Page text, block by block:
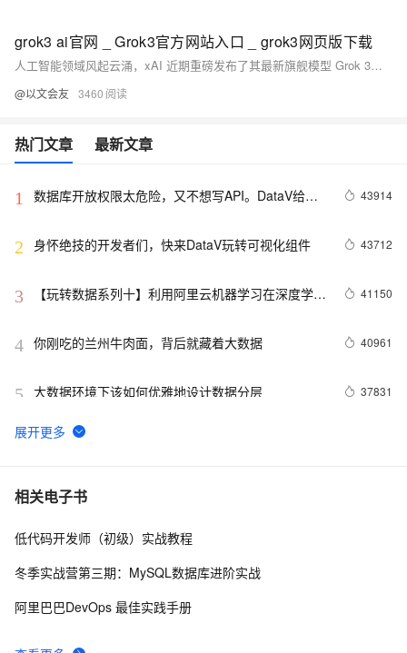
grok3 ai官网 _ Grok3官方网站入口 _ grok3网页版下载
人工智能领域风起云涌，xAI 近期重磅发布了其最新旗舰模型 Grok 3，同时推出了全新的 Grok iOS 及 Web 应用体验。此举标志着 xAI 正式向 AI 霸主地位发起冲击！
@以文会友 3460
热门文章 最新文章
1 数据库开放权限太危险，又不想写API。DataV给你
43914
2 身怀绝技的开发者们，快来DataV玩转可视化组件 43712
3
【玩转数据系列十】利用阿里云机器学习在深度学习
41150
4 你刚吃的兰州牛肉面，背后就藏着大数据 40961
5 大数据环境下该如何优雅地设计数据分层 37831
6 odps是什么?
7 数据仓库介绍与实时数仓案例
8 DataV接入ECharts图表库  可视化利器强强联手
相关电子书
低代码开发师（初级）实战教程
冬季实战营第三期：MySQL数据库进阶实战
阿里巴巴DevOps 最佳实践手册